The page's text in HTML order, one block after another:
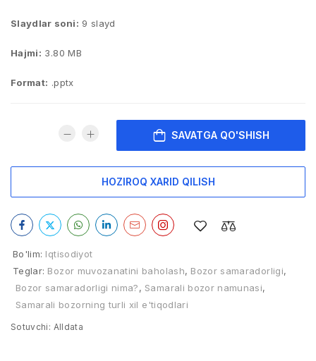
Slaydlar soni: 9 slayd
Hajmi: 3.80 MB
Format: .pptx
SAVATGA QO'SHISH
HOZIROQ XARID QILISH
Bo'lim: Iqtisodiyot
Teglar: Bozor muvozanatini baholash, Bozor samaradorligi,
Bozor samaradorligi nima?, Samarali bozor namunasi,
Samarali bozorning turli xil e'tiqodlari
Sotuvchi: Alldata